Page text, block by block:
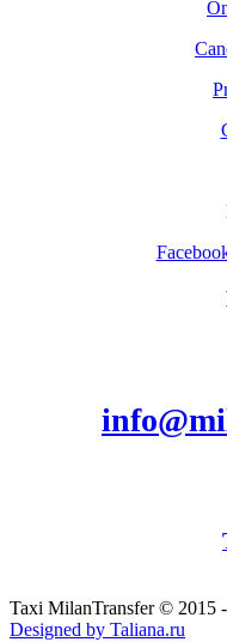
Taxi MilanTransfer © 2015
Designed by Taliana.ru